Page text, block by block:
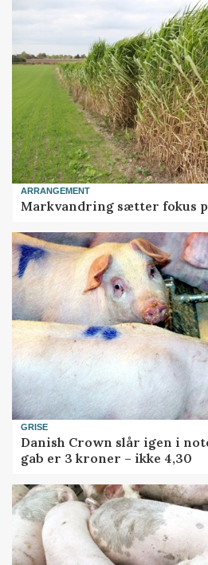
ARRANGEMENT
Markvandring sætter fokus
GRISE
Danish Crown slår igen i
gab er 3 kroner – ikke 4,30